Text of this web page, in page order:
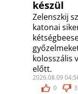
készül
Zelenszkij
katonai
kolosszális
előtt.
2026.08.09
0
3